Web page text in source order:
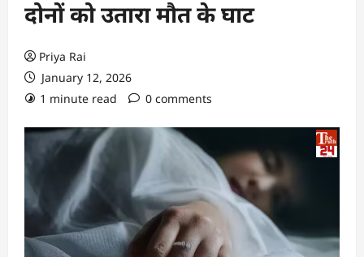
दोनों को उतारा मौत के घाट
Priya Rai
January 12, 2026
1 minute read
0 comments